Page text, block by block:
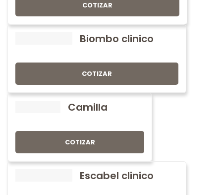
COTIZAR
Biombo clinico
COTIZAR
Camilla
COTIZAR
Escabel clinico